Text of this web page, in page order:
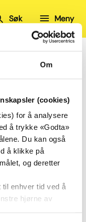
Om
(cookies)
for å analysere
å trykke «Godta»
Du kan også
å klikke på
og deretter
enhver tid ved å
hjørne av
Meny
Søk
Fylkesstyremøte